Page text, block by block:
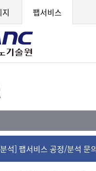
팹서비스
석] 팹서비스 공정/분석 문